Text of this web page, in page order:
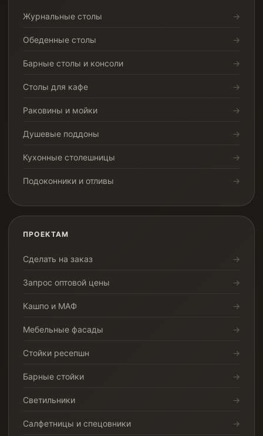
Журнальные столы
Обеденные столы
Барные столы и консоли
Столы для кафе
Раковины и мойки
Душевые поддоны
Кухонные столешницы
Подоконники и отливы
ПРОЕКТАМ
Сделать на заказ
Запрос оптовой цены
Кашпо и МАФ
Мебельные фасады
Стойки ресепшн
Барные стойки
Светильники
Салфетницы и спецовники